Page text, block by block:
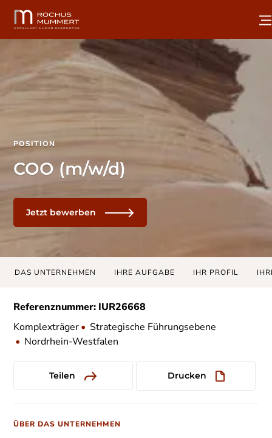
POSITION
COO (m/w/d)
Jetzt bewerben
DAS UNTERNEHMEN IHRE AUFGABE IHR PROFIL
Referenznummer: IUR26668
Komplexträger• Strategische Führungsebene
• Nordrhein-Westfalen
Teilen Drucken
ÜBER DAS UNTERNEHMEN